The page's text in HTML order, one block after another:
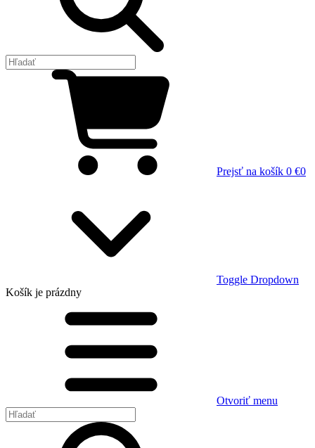
Prejsť na košík 0 €0
Toggle Dropdown
Košík je prázdny
Otvoriť menu